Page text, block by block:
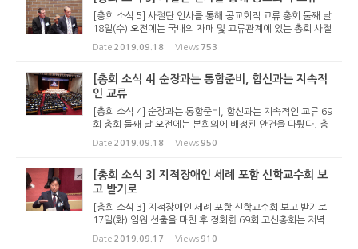
[총회 소식 5] 사절단 인사를 통해 공교회적 교류 총회 둘째 날
18일(수) 오전에는 국내외 자매 및 교류관계에 있는 총회 사절
단과 국내 교계 연합기관과 기관장 인사 시간이 있었다. 이를
통해 고신총회가 개 교단의 총회가 아니라 공교회적 회의임을
Date 2019.09.18 Views 753
[총회 소식 4] 순장과는 통합준비, 합신과는 지속적
인 교류
[총회 소식 4] 순장과는 통합준비, 합신과는 지속적인 교류 69
회 총회 둘째 날 오전에는 본회의에 배정된 안건을 다뤘다. 총
회 임원회가 발의한 ‘순장 총회와의 교류추진위원회’를 ‘순장
총회와의 통합준비위원회’로 명칭 변경 청원 ...
Date 2019.09.18 Views 950
[총회 소식 3] 지적장애인 세례 포함 신학교수회 보
고 받기로
[총회 소식 3] 지적장애인 세례 포함 신학교수회 보고 받기로
17일(화) 임원 선출을 마친 후 정회한 69회 고신총회는 저녁
7시에 속회하여 유안건을 다뤘다. 유안건은 68회 총회가 상비
부 및 고려신학대학원 교수회에 맡긴 안건들이다. 미래정책연
Date 2019.09.17 Views 910